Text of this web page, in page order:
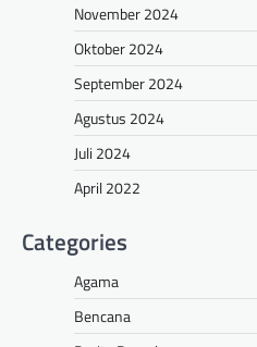
November 2024
Oktober 2024
September 2024
Agustus 2024
Juli 2024
April 2022
Categories
Agama
Bencana